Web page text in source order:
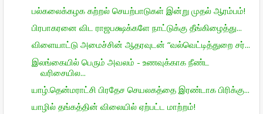
பல்கலைக்கழக கற்றல் செயற்பாடுகள் இன்று முதல் ஆரம்பம்!
பிரபாகரனை விட ராஜபக்ஷக்களே நாட்டுக்கு தீங்கிழைத்து...
விளையாட்டு அமைச்சின் ஆதரவுடன் “வல்வெட்டித்துறை சர்...
இலங்கையில் பெரும் அவலம் - உணவுக்காக நீண்ட
வரிசையில...
யாழ்.தென்மராட்சி பிரதேச செயலகத்தை இரண்டாக பிரிக்கு...
யாழில் தங்கத்தின் விலையில் ஏற்பட்ட மாற்றம்!